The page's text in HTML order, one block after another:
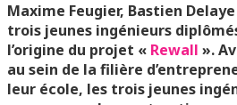
Maxime Feugier, Bastien
trois jeunes ingénieurs
l’origine du projet « Rewall ».
au sein de la filière
leur école, les trois jeunes